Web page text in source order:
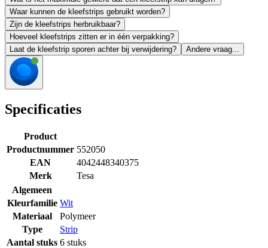
Waar kunnen de kleefstrips gebruikt worden?
Zijn de kleefstrips herbruikbaar?
Hoeveel kleefstrips zitten er in één verpakking?
Laat de kleefstrip sporen achter bij verwijdering?
Andere vraag...
Specificaties
Product
Productnummer 552050
EAN
4042448340375
Merk
Tesa
Algemeen
Kleurfamilie Wit
Materiaal
Polymeer
Type
Strip
Aantal stuks 6 stuks